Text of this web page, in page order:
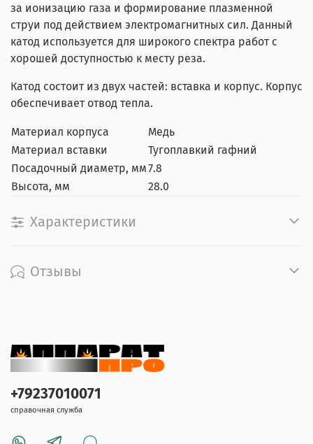
за ионизацию газа и формирование плазменной
струи под действием электромагнитных сил. Данный
катод используется для широкого спектра работ с
хорошей доступностью к месту реза.
Катод состоит из двух частей: вставка и корпус. Корпус
обеспечивает отвод тепла.
Материал корпуса
Медь
Материал вставки
Тугоплавкий гафний
Посадочный диаметр, мм7.8
Высота, мм
28.0
Характеристики
Отзывы
+79237010071
справочная служба